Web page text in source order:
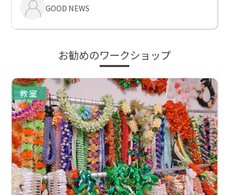
GOOD NEWS
お勧めのワークショップ
教室